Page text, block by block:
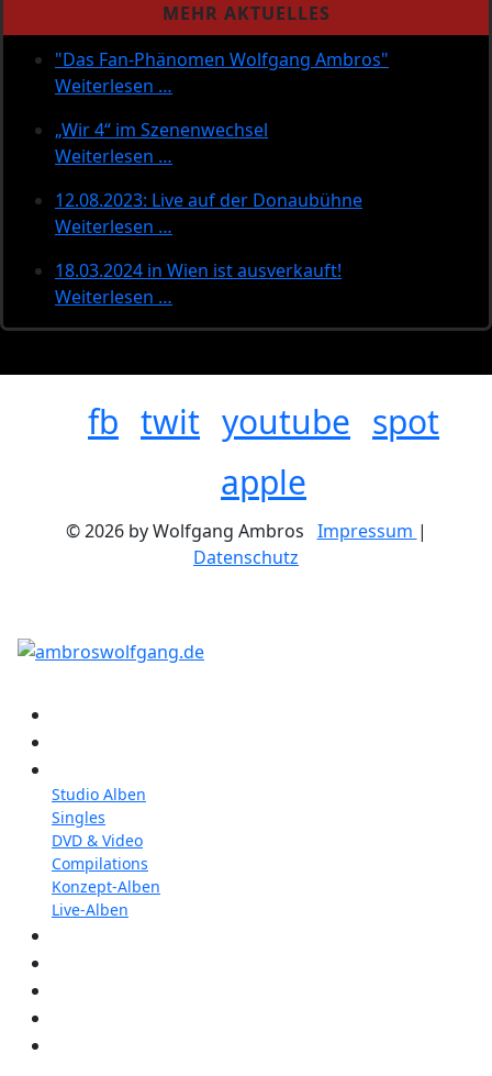
MEHR AKTUELLES
"Das Fan-Phänomen Wolfgang Ambros"
Weiterlesen …
„Wir 4“ im Szenenwechsel
Weiterlesen …
12.08.2023: Live auf der Donaubühne
Weiterlesen …
18.03.2024 in Wien ist ausverkauft!
Weiterlesen …
fb twit youtube spot
apple
© 2026 by Wolfgang Ambros Impressum |
Datenschutz
Studio Alben
Singles
DVD & Video
Compilations
Konzept-Alben
Live-Alben